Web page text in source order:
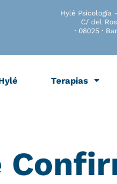
Hylé Psicología
C/ del
· 08025 ·
Terapias